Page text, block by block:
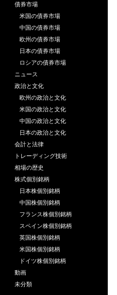
債券市場
米国の債券市場
中国の債券市場
欧州の債券市場
日本の債券市場
ロシアの債券市場
ニュース
政治と文化
欧州の政治と文化
米国の政治と文化
中国の政治と文化
日本の政治と文化
会計と法律
トレーディング技術
相場の歴史
株式個別銘柄
日本株個別銘柄
中国株個別銘柄
フランス株個別銘柄
スペイン株個別銘柄
英国株個別銘柄
米国株個別銘柄
ドイツ株個別銘柄
動画
未分類